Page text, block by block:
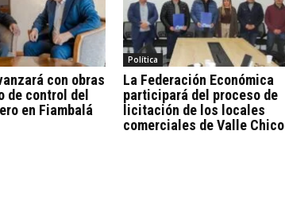
con obras
de control del
en Fiambalá
Política
La Federación Económica
participará del proceso de
licitación de los locales
comerciales de Valle Chico